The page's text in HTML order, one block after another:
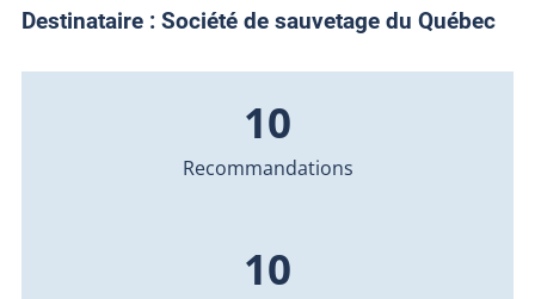
Destinataire :Société de sauvetage du Québec
10
Recommandations
10